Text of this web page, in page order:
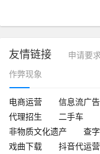
友情链接
申请要
作弊现象
电商运营 信息流广告
代理招生
二手车
非物质文化遗产
查
戏曲下载
抖音代运营